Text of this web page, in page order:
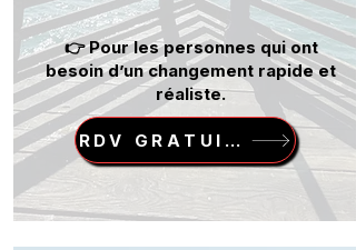
👉 Pour les personnes qui ont
besoin d’un changement rapide et
réaliste.
RDV GRATUIT